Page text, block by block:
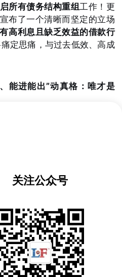
所有债务结构重组工作！更
布了一个清晰而坚定的立场
高利息且缺乏效益的借款行
定思痛，与过去低效、高成
能进能出”动真格：唯才是
真正强大、透明、廉洁的钢
强烈：老挝政府正在以破釜
行一场刮骨疗毒式的彻底改
关注公众号